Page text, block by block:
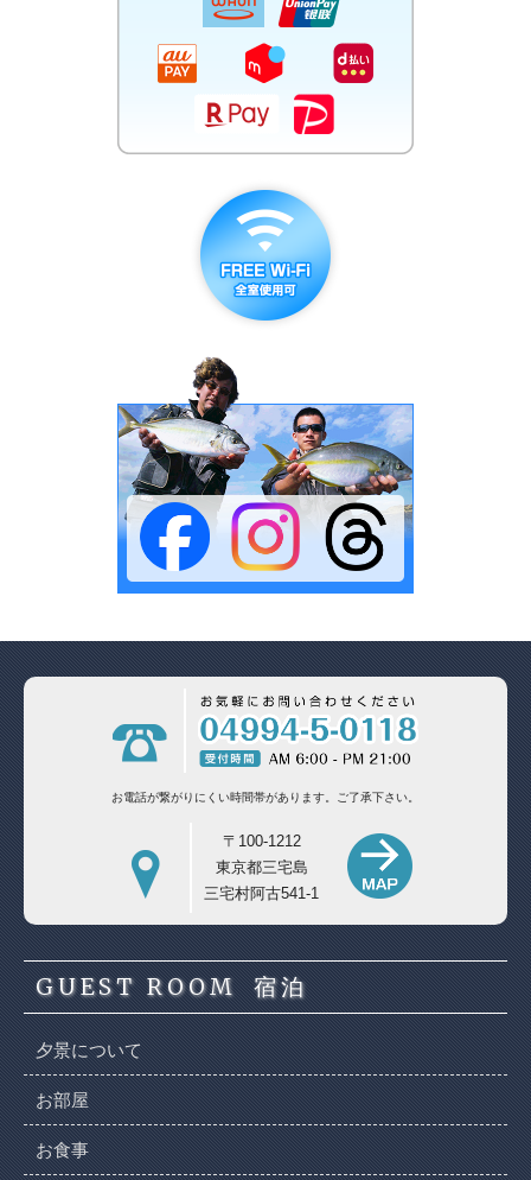
お電話が繋がりにくい時間帯があります。 ご了承下さい。
〒100-1212
東京都三宅島
三宅村阿古541-1
GUEST ROOM 宿泊
夕景について
お部屋
お食事